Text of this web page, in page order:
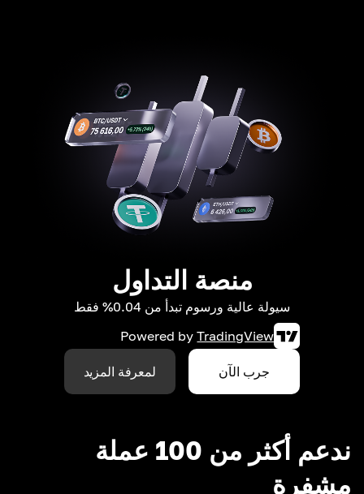
منصة التداول
سيولة عالية ورسوم تبدأ من 0.04% فقط
Powered by TradingView
جرب الآن لمعرفة المزيد
ندعم أكثر من 100 عملة
مشفرة